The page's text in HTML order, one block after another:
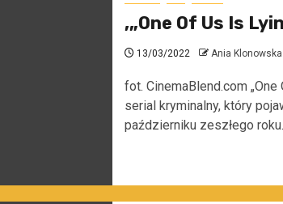
,„One Of Us Is
13/03/2022 Ania Klonowska
fot. CinemaBlend.com
serial kryminalny, który
październiku zeszłego